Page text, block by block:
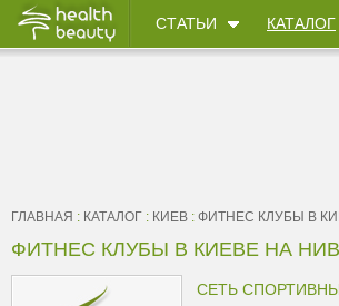
СТАТЬИ КАТАЛОГ
ГЛАВНАЯ : КАТАЛОГ : КИЕВ : ФИТНЕС КЛУБЫ В
ФИТНЕС КЛУБЫ В КИЕВЕ НА
СЕТЬ